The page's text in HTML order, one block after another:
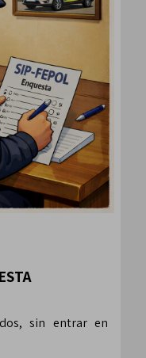
sin entrar en